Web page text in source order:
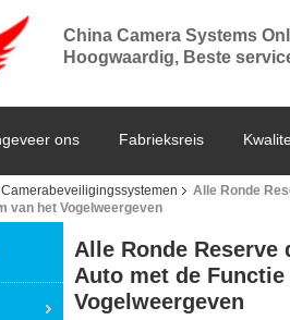
China Camera Systems
Hoogwaardig, Beste
ons Fabrieksreis
Alle Ronde
van het Vogelweergeven
Alle Ronde Reserve
Auto met de
Vogelweergeven